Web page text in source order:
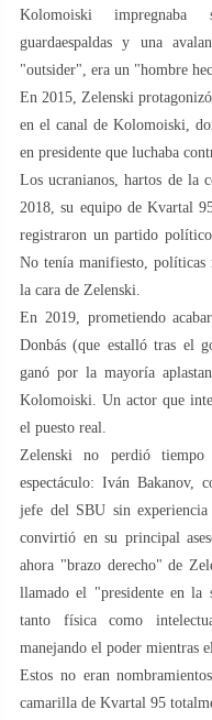
Kolomoiski impregnaba
guardaespaldas y una
"outsider", era un "hombre
En 2015, Zelenski
en el canal de Kolomoiski,
en presidente que luchaba
Los ucranianos, hartos de la
2018, su equipo de Kvartal
registraron un partido
No tenía manifiesto,
la cara de Zelenski.
En 2019, prometiendo
Donbás (que estalló tras el
ganó por la mayoría
Kolomoiski. Un actor que
el puesto real.
Zelenski no perdió
espectáculo: Iván Bakanov,
jefe del SBU sin
convirtió en su principal
ahora "brazo derecho" de
llamado el "presidente en la
tanto física como
manejando el poder mientras
Estos no eran
camarilla de Kvartal 95